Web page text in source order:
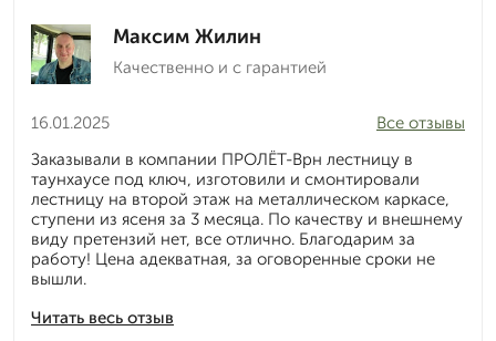
Максим Жилин
Качественно и с гарантией
16.01.2025
Читать весь отзыв
Все отзывы
Заказывали в компании ПРОЛЁТ-Врн лестницу в
таунхаусе под ключ, изготовили и смонтировали
лестницу на второй этаж на металлическом каркасе,
ступени из ясеня за 3 месяца. По качеству и внешнему
виду претензий нет, все отлично. Благодарим за
работу! Цена адекватная, за оговоренные сроки не
вышли.